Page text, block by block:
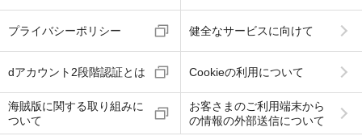
プライバシーポリシー 健全なサービスに向けて
dアカウント2段階認証とは Cookieの利用について
海賊版に関する取り組みに
ついて
お客さまのご利用端末から
の情報の外部送信について